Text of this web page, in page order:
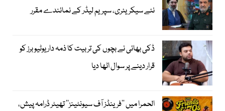
نئے سیکریٹری، سپریم لیڈر کے نمائندے مقرر
ڈکی بھائی نے بچوں کی تربیت کا ذمہ دار یوٹیوبرز کو
قرار دینے پر سوال اٹھا دیا
الحمرا میں ’’فرینڈز آف سیونٹینز‘‘ تھیٹر ڈرامہ پیش،